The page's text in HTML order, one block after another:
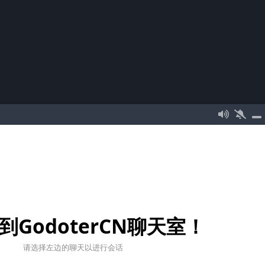
GodoterCN聊天室！
请选择左边的聊天以进行会话